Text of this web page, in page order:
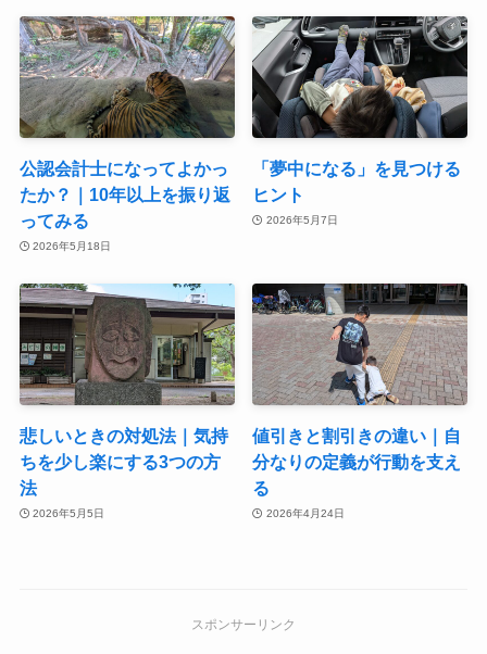
公認会計士になってよかっ
たか？｜10年以上を振り返
ってみる
2026年5月18日
「夢中になる」を見つける
ヒント
2026年5月7日
悲しいときの対処法｜気持
ちを少し楽にする3つの方
法
2026年5月5日
値引きと割引きの違い｜自
分なりの定義が行動を支え
る
2026年4月24日
スポンサーリンク